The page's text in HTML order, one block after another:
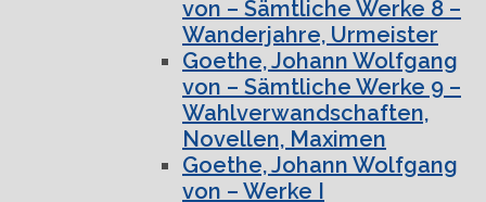
von – Sämtliche Werke 8 –
Wanderjahre, Urmeister
Goethe, Johann Wolfgang
von – Sämtliche Werke 9 –
Wahlverwandschaften,
Novellen, Maximen
Goethe, Johann Wolfgang
von – Werke I